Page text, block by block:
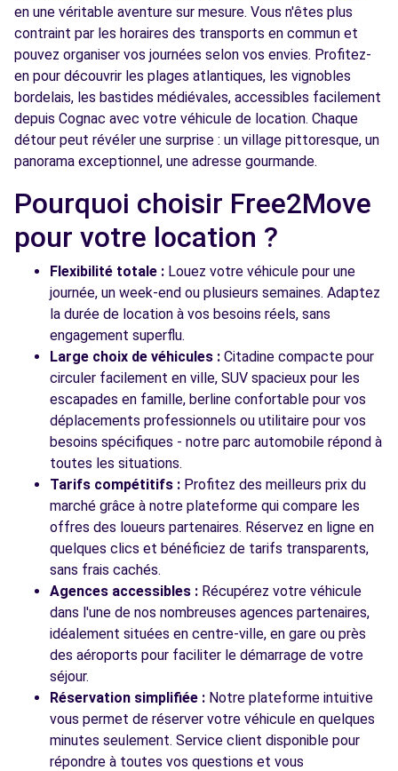
en une véritable aventure sur mesure. Vous n'êtes plus
contraint par les horaires des transports en commun et
pouvez organiser vos journées selon vos envies. Profitez-
en pour découvrir les plages atlantiques, les vignobles
bordelais, les bastides médiévales, accessibles facilement
depuis Cognac avec votre véhicule de location. Chaque
détour peut révéler une surprise : un village pittoresque, un
panorama exceptionnel, une adresse gourmande.
Pourquoi choisir Free2Move
pour votre location ?
Flexibilité totale : Louez votre véhicule pour une
journée, un week-end ou plusieurs semaines. Adaptez
la durée de location à vos besoins réels, sans
engagement superflu.
Large choix de véhicules : Citadine compacte pour
circuler facilement en ville, SUV spacieux pour les
escapades en famille, berline confortable pour vos
déplacements professionnels ou utilitaire pour vos
besoins spécifiques - notre parc automobile répond à
toutes les situations.
Tarifs compétitifs : Profitez des meilleurs prix du
marché grâce à notre plateforme qui compare les
offres des loueurs partenaires. Réservez en ligne en
quelques clics et bénéficiez de tarifs transparents,
sans frais cachés.
Agences accessibles : Récupérez votre véhicule
dans l'une de nos nombreuses agences partenaires,
idéalement situées en centre-ville, en gare ou près
des aéroports pour faciliter le démarrage de votre
séjour.
Réservation simplifiée : Notre plateforme intuitive
vous permet de réserver votre véhicule en quelques
minutes seulement. Service client disponible pour
répondre à toutes vos questions et vous